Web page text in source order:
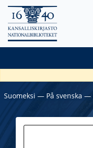
Suomeksi ― På svenska ―